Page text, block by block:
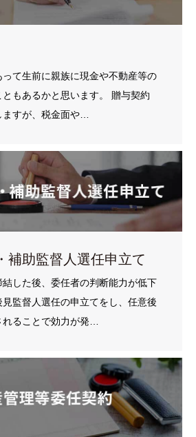
て生前に親族に現金や不動産等の
もあるかと思います。 贈与契約
すが、税金面や…
補助監督人選任申立て
した後、委任者の判断能力が低下
見監督人選任の申立てをし、任意後
ることで効力が発…